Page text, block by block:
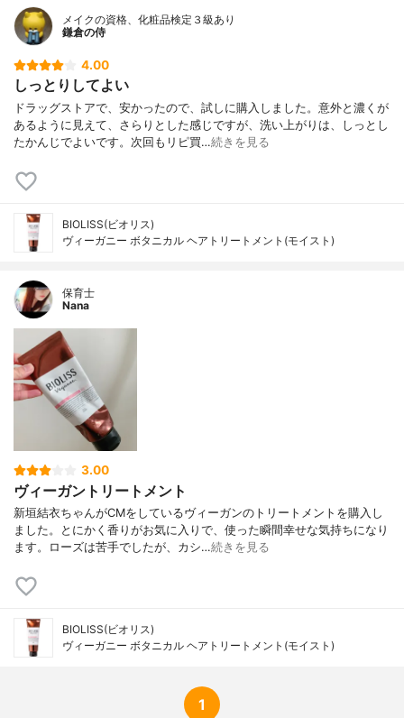
ベヘニルアルコール、水添パーム油、水添
メイクの資格、化粧品検定３級あり
鎌倉の侍
4.00
しっとりしてよい
ドラッグストアで、安かったので、試しに購入しました。意外と濃くが
あるように見えて、さらりとした感じですが、洗い上がりは、しっとし
たかんじでよいです。次回もリピ買…続きを見る
BIOLISS(ビオリス)
ヴィーガニー ボタニカル ヘアトリートメント(モイスト)
保育士
Nana
3.00
ヴィーガントリートメント
新垣結衣ちゃんがCMをしているヴィーガンのトリートメントを購入し
ました。とにかく香りがお気に入りで、使った瞬間幸せな気持ちになり
ます。ローズは苦手でしたが、カシ…続きを見る
BIOLISS(ビオリス)
ヴィーガニー ボタニカル ヘアトリートメント(モイスト)
1